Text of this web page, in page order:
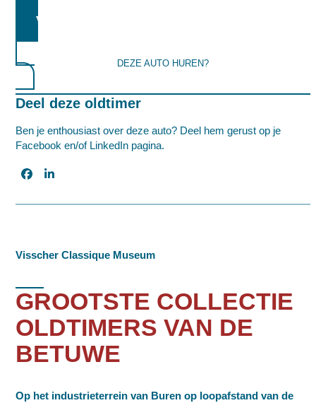
DEZE AUTO HUREN?
Deel deze oldtimer
Ben je enthousiast over deze auto? Deel hem gerust op je
Facebook en/of LinkedIn pagina.
Visscher Classique Museum
GROOTSTE COLLECTIE
OLDTIMERS VAN DE
BETUWE
Op het industrieterrein van Buren op loopafstand van de